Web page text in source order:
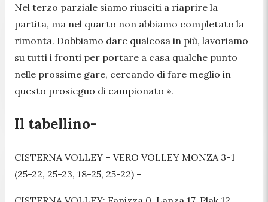
Nel terzo parziale siamo riusciti a riaprire la
partita, ma nel quarto non abbiamo completato la
rimonta. Dobbiamo dare qualcosa in più, lavoriamo
su tutti i fronti per portare a casa qualche punto
nelle prossime gare, cercando di fare meglio in
questo prosieguo di campionato ».
Il tabellino-
CISTERNA VOLLEY – VERO VOLLEY MONZA 3-1
(25-22, 25-23, 18-25, 25-22) –